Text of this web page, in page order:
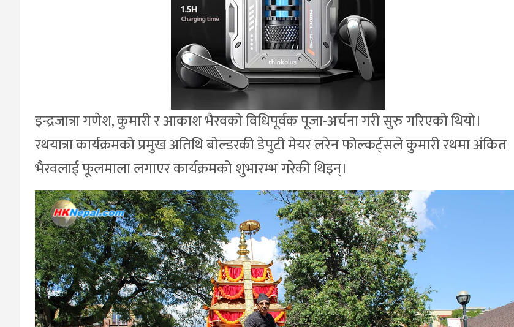
इन्द्रजात्रा गणेश, कुमारी र आकाश भैरवको विधिपूर्वक पूजा-अर्चना गरी सुरु गरिएको थियो।
रथयात्रा कार्यक्रमको प्रमुख अतिथि बोल्डरकी डेपुटी मेयर लरेन फोल्कर्ट्सले कुमारी रथमा अंकित
भैरवलाई फूलमाला लगाएर कार्यक्रमको शुभारम्भ गरेकी थिइन्।